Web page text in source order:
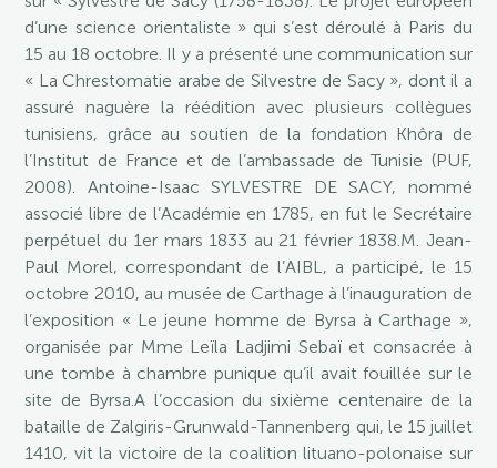
d’une science orientaliste » qui s’est déroulé à Paris du
15 au 18 octobre. Il y a présenté une communication sur
« La Chrestomatie arabe de Silvestre de Sacy », dont il a
assuré naguère la réédition avec plusieurs collègues
tunisiens, grâce au soutien de la fondation Khôra de
l’Institut de France et de l’ambassade de Tunisie (PUF,
2008). Antoine-Isaac SYLVESTRE DE SACY, nommé
associé libre de l’Académie en 1785, en fut le Secrétaire
perpétuel du 1er mars 1833 au 21 février 1838.M. Jean-
Paul Morel, correspondant de l’AIBL, a participé, le 15
octobre 2010, au musée de Carthage à l’inauguration de
l’exposition « Le jeune homme de Byrsa à Carthage »,
organisée par Mme Leïla Ladjimi Sebaï et consacrée à
une tombe à chambre punique qu’il avait fouillée sur le
site de Byrsa.A l’occasion du sixième centenaire de la
bataille de Zalgiris-Grunwald-Tannenberg qui, le 15 juillet
1410, vit la victoire de la coalition lituano-polonaise sur